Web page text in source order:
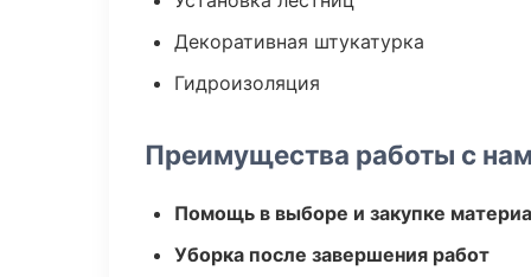
Декоративная штукатурка
Гидроизоляция
Преимущества работы с
Помощь в выборе и закупке
Уборка после завершения работ